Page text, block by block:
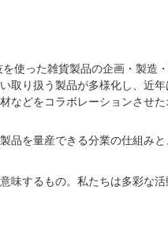
使った雑貨製品の企画・製造
り扱う製品が多様化し、近
どをコラボレーションさせ
を量産できる分業の仕組
するもの。私たちは多彩な